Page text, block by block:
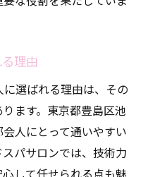
的なバランス
時間
しい活力
き放つ池袋の隠れ家
ベートな時間
理由
選ばれる理由は、その
ます。東京都豊島区池
人にとって通いやすい
パサロンでは、技術力
して任せられる点も魅